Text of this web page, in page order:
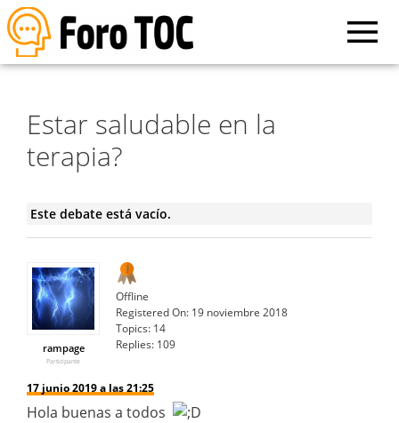
Estar saludable en la
terapia?
Este debate está vacío.
rampage
Participante
Offline
Registered On: 19 noviembre 2018
Topics: 14
Replies: 109
17 junio 2019 a las 21:25
Hola buenas a todos